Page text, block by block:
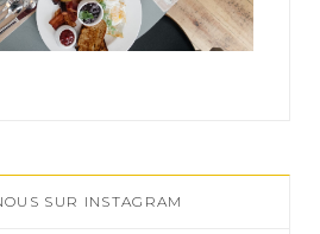
SUR INSTAGRAM